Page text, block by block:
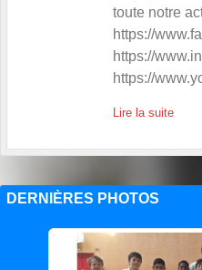
toute notre
https://
https://
https://
Lire la suite
DERNIÈRES PHOTOS